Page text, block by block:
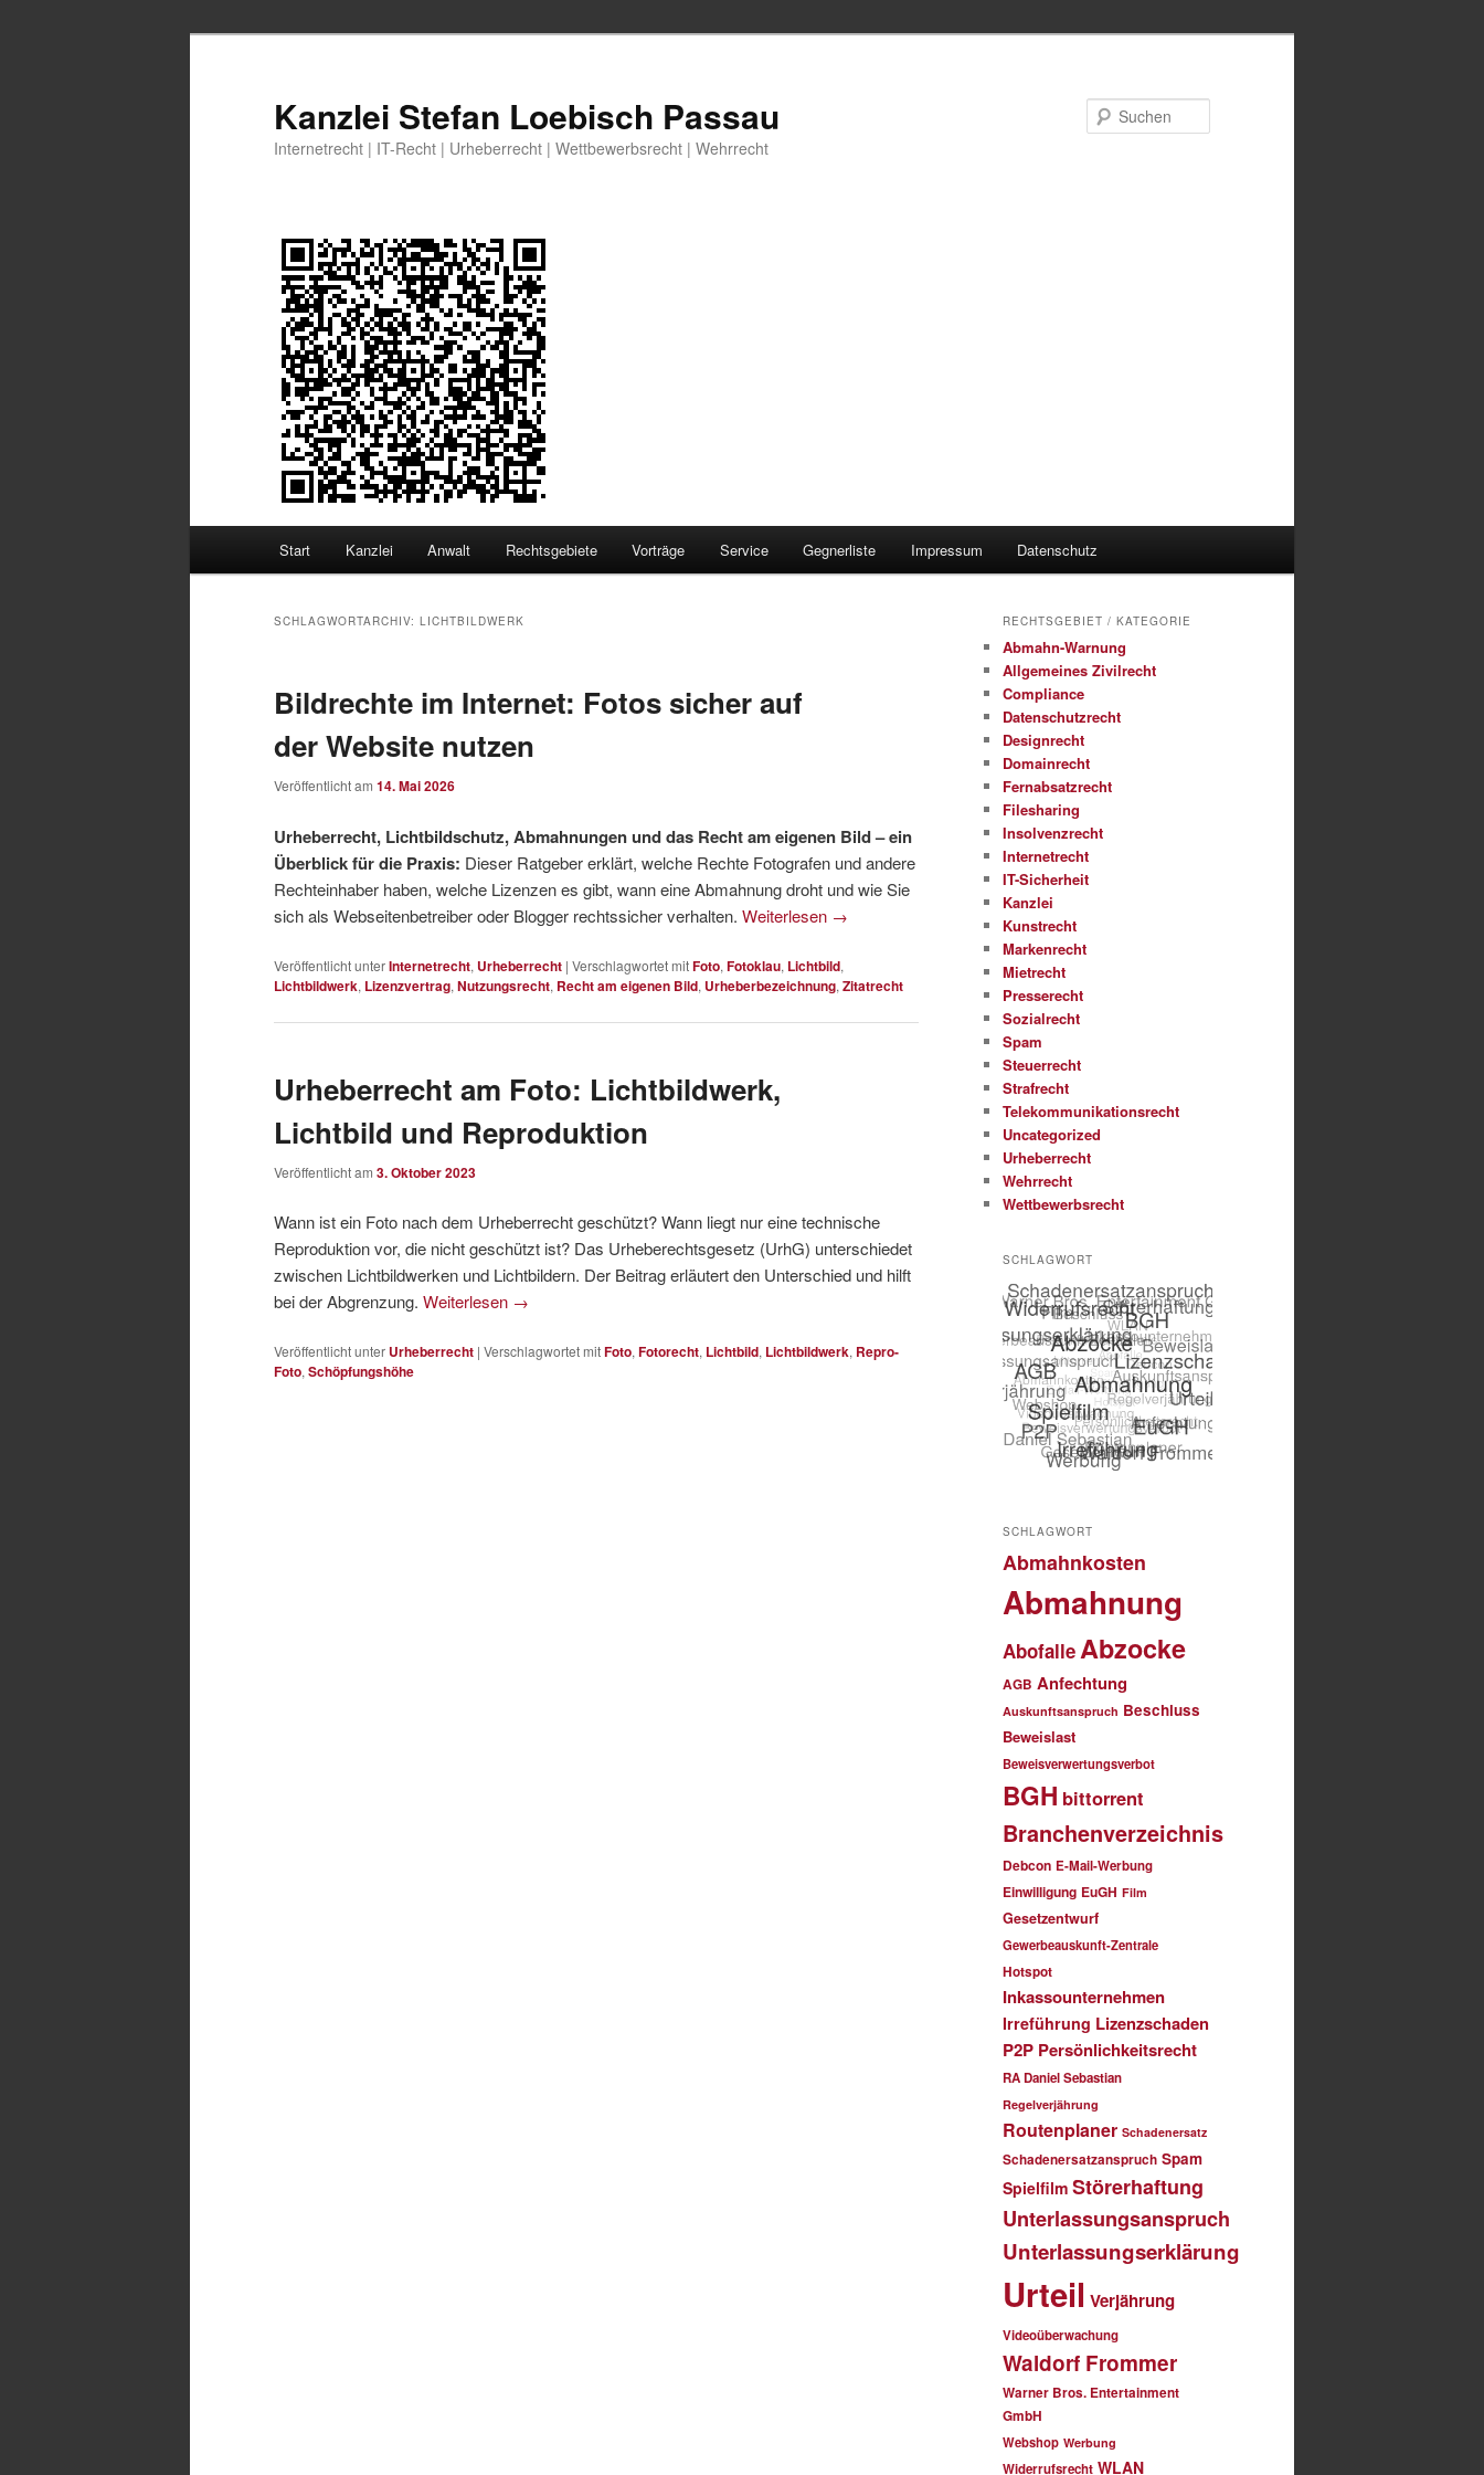
Kanzlei Stefan Loebisch Passau
Internetrecht | IT-Recht | Urheberrecht | Wettbewerbsrecht | Wehrrecht
Start Kanzlei Anwalt Rechtsgebiete Vorträge Service Gegnerliste Impressum Datenschutz
SCHLAGWORTARCHIV: LICHTBILDWERK
Bildrechte im Internet: Fotos sicher auf
der Website nutzen
Veröffentlicht am 14. Mai 2026
Urheberrecht, Lichtbildschutz, Abmahnungen und das Recht am eigenen Bild – ein
Überblick für die Praxis: Dieser Ratgeber erklärt, welche Rechte Fotografen und andere
Rechteinhaber haben, welche Lizenzen es gibt, wann eine Abmahnung droht und wie Sie
sich als Webseitenbetreiber oder Blogger rechtssicher verhalten. Weiterlesen →
Veröffentlicht unterInternetrecht, Urheberrecht | Verschlagwortet mitFoto, Fotoklau, Lichtbild,
Lichtbildwerk, Lizenzvertrag, Nutzungsrecht, Recht am eigenen Bild, Urheberbezeichnung, Zitatrecht
Urheberrecht am Foto: Lichtbildwerk,
Lichtbild und Reproduktion
Veröffentlicht am 3. Oktober 2023
Wann ist ein Foto nach dem Urheberrecht geschützt? Wann liegt nur eine technische
Reproduktion vor, die nicht geschützt ist? Das Urheberechtsgesetz (UrhG) unterschiedet
zwischen Lichtbildwerken und Lichtbildern. Der Beitrag erläutert den Unterschied und hilft
bei der Abgrenzung. Weiterlesen →
Veröffentlicht unter Urheberrecht | Verschlagwortet mitFoto, Fotorecht, Lichtbild, Lichtbildwerk, Repro-
Foto, Schöpfungshöhe
RECHTSGEBIET / KATEGORIE
Abmahn-Warnung
Allgemeines Zivilrecht
Compliance
Datenschutzrecht
Designrecht
Domainrecht
Fernabsatzrecht
Filesharing
Insolvenzrecht
Internetrecht
IT-Sicherheit
Kanzlei
Kunstrecht
Markenrecht
Mietrecht
Presserecht
Sozialrecht
Spam
Steuerrecht
Strafrecht
Telekommunikationsrecht
Uncategorized
Urheberrecht
Wehrrecht
Wettbewerbsrecht
SCHLAGWORT
SCHLAGWORT
Abmahnkosten
Abmahnung
AbofalleAbzocke
AGB Anfechtung
Auskunftsanspruch Beschluss
Beweislast
Beweisverwertungsverbot
BGH bittorrent
Branchenverzeichnis
Debcon E-Mail-Werbung
Einwilligung EuGH Film
Gesetzentwurf
Gewerbeauskunft-Zentrale
Hotspot
Inkassounternehmen
Irreführung Lizenzschaden
P2P Persönlichkeitsrecht
RA Daniel Sebastian
Regelverjährung
Routenplaner Schadenersatz
Schadenersatzanspruch Spam
Spielfilm Störerhaftung
Unterlassungsanspruch
Unterlassungserklärung
Urteil Verjährung
Videoüberwachung
Waldorf Frommer
Warner Bros. Entertainment
GmbH
Webshop Werbung
Widerrufsrecht WLAN